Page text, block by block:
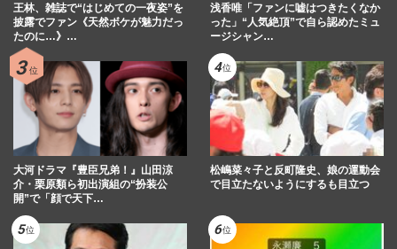
王林、雑誌で“はじめての一夜姿”を
披露でファン《天然ボケが魅力だっ
たのに…》…
浅香唯「ファンに嘘はつきたくなか
った」“人気絶頂”で自ら認めたミュ
ージシャン…
大河ドラマ『豊臣兄弟！』山田涼
介・栗原類ら初出演組の“扮装公
開”で「顔で天下…
松嶋菜々子と反町隆史、娘の運動会
で目立たないようにするも目立つ